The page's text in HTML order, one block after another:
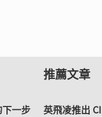
一步
推薦文章
英飛凌推出